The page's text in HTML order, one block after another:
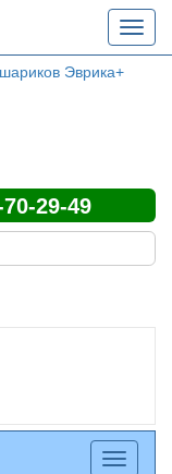
меню
29-49